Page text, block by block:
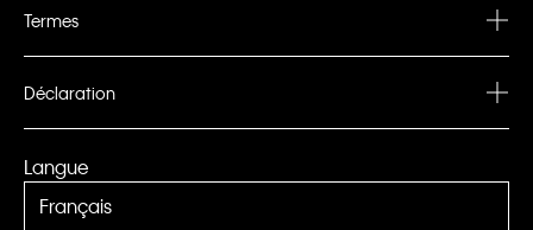
Termes
Déclaration
Langue